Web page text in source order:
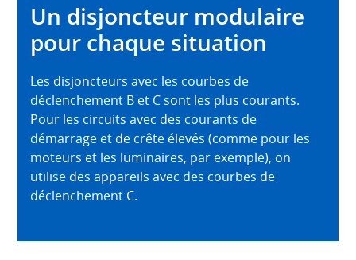
Un disjoncteur modulaire
pour chaque situation
Les disjoncteurs avec les courbes de
déclenchement B et C sont les plus courants.
Pour les circuits avec des courants de
démarrage et de crête élevés (comme pour les
moteurs et les luminaires, par exemple), on
utilise des appareils avec des courbes de
déclenchement C.